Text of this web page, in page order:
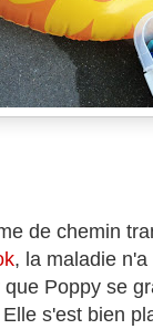
de chemin
, la maladie
Poppy se
s'est bien